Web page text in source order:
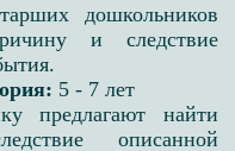
дошкольников
и следствие
5 - 7 лет
предлагают найти
описанной